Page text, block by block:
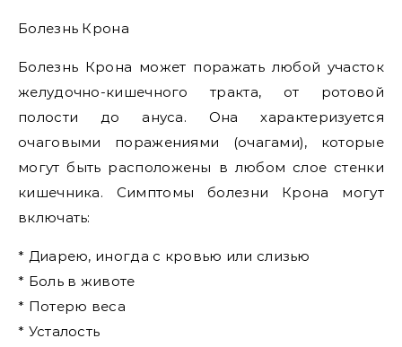
Болезнь Крона
Болезнь Крона может поражать любой участок
желудочно-кишечного тракта, от ротовой
полости до ануса. Она характеризуется
очаговыми поражениями (очагами), которые
могут быть расположены в любом слое стенки
кишечника. Симптомы болезни Крона могут
включать:
* Диарею, иногда с кровью или слизью
* Боль в животе
* Потерю веса
* Усталость